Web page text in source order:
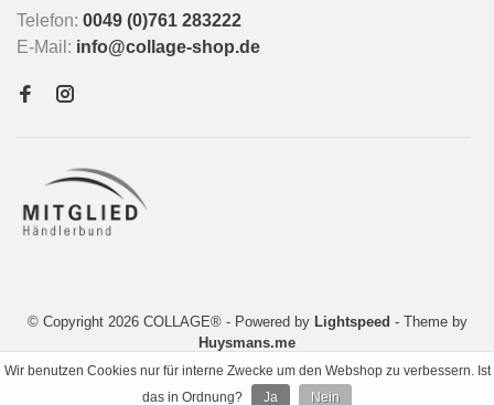
Telefon: 0049 (0)761 283222
E-Mail: info@collage-shop.de
© Copyright 2026 COLLAGE® - Powered by Lightspeed - Theme by
Huysmans.me
Wir benutzen Cookies nur für interne Zwecke um den Webshop zu verbessern. Ist
das in Ordnung?
Ja Nein